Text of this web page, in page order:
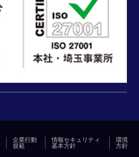
企業行動
規範
情報セキュリティ
基本方針
環境
方針